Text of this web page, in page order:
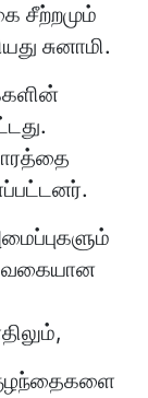
சீற்றமும்
சுனாமி.
வகையான